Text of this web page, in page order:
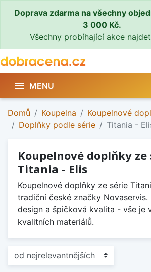
Doprava zdarma na všechny
3 000 Kč.
Všechny probíhající akce
 MENU
Domů Koupelna
Koupelnové
Doplňky podle série
Titania -
Koupelnové doplňky ze
Titania - Elis
Koupelnové doplňky ze série
tradiční české značky Novaservis.
design a špičková kvalita - vše je
kvalitních materiálů.